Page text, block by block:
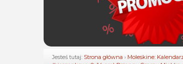
Jesteś tutaj: Strona główna › Moleskine: